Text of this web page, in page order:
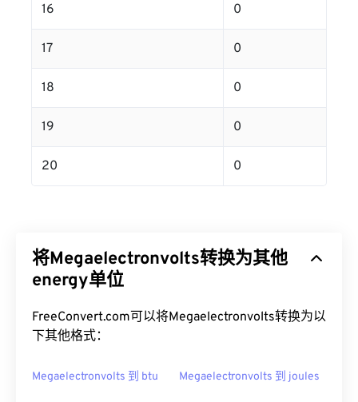
16 0
17 0
18 0
19 0
20 0
将Megaelectronvolts转换为其他
energy单位
FreeConvert.com可以将Megaelectronvolts转换为以
下其他格式：
Megaelectronvolts 到 btu Megaelectronvolts 到 joules